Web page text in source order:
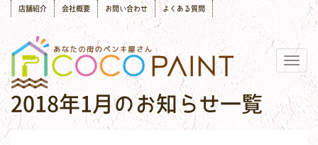
店舗紹介 会社概要 お問い合わせ よくある質問
2018年1月のお知らせ一覧